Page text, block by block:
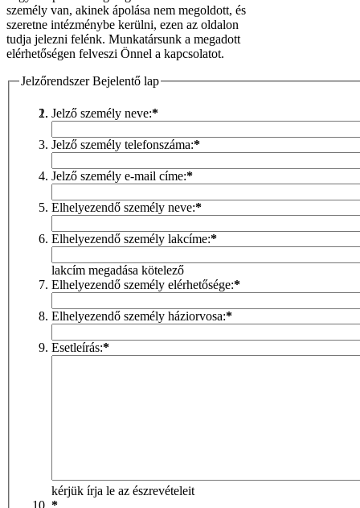
személy van, akinek ápolása nem megoldott, és
szeretne intézménybe kerülni, ezen az oldalon
tudja jelezni felénk. Munkatársunk a megadott
elérhetőségen felveszi Önnel a kapcsolatot.
Jelzőrendszer Bejelentő lap
Jelző személy neve:*
Jelző személy telefonszáma:*
Jelző személy e-mail címe:*
Elhelyezendő személy neve:*
Elhelyezendő személy lakcíme:*
lakcím megadása kötelező
Elhelyezendő személy elérhetősége:*
Elhelyezendő személy háziorvosa:*
Esetleírás:*
kérjük írja le az észrevételeit
*